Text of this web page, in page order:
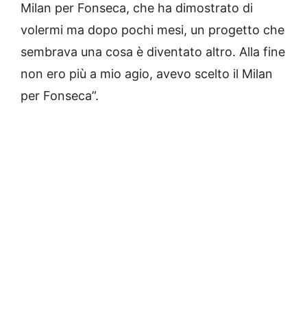
Milan per Fonseca, che ha dimostrato di
volermi ma dopo pochi mesi, un progetto che
sembrava una cosa è diventato altro. Alla fine
non ero più a mio agio, avevo scelto il Milan
per Fonseca”.